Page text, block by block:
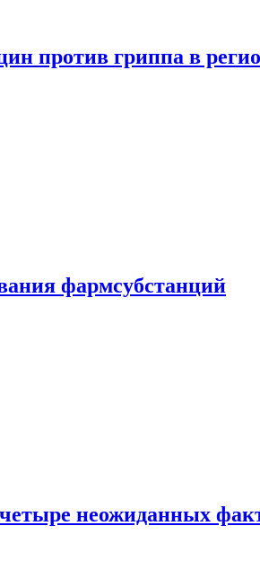
против гриппа в
фармсубстанций
неожиданных